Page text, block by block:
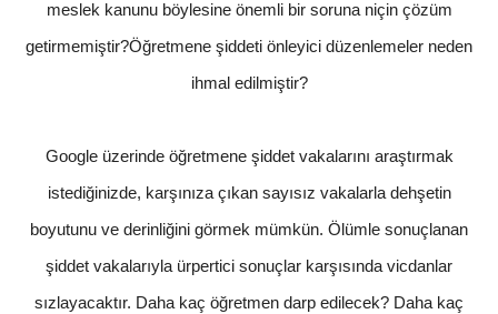
meslek kanunu böylesine önemli bir soruna niçin çözüm
getirmemiştir?Öğretmene şiddeti önleyici düzenlemeler neden
ihmal edilmiştir?
Google üzerinde öğretmene şiddet vakalarını araştırmak
istediğinizde, karşınıza çıkan sayısız vakalarla dehşetin
boyutunu ve derinliğini görmek mümkün. Ölümle sonuçlanan
şiddet vakalarıyla ürpertici sonuçlar karşısında vicdanlar
sızlayacaktır. Daha kaç öğretmen darp edilecek? Daha kaç